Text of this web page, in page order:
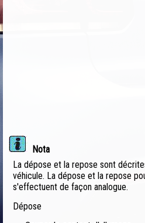
Nota
La dépose et la repose sont
véhicule. La dépose et la repose
s'effectuent de façon analogue.
Dépose